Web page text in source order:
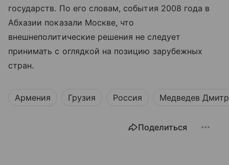
государств. По его словам, события 2008 года в
Абхазии показали Москве, что
внешнеполитические решения не следует
принимать с оглядкой на позицию зарубежных
стран.
Армения Грузия Россия Медведев
Поделиться